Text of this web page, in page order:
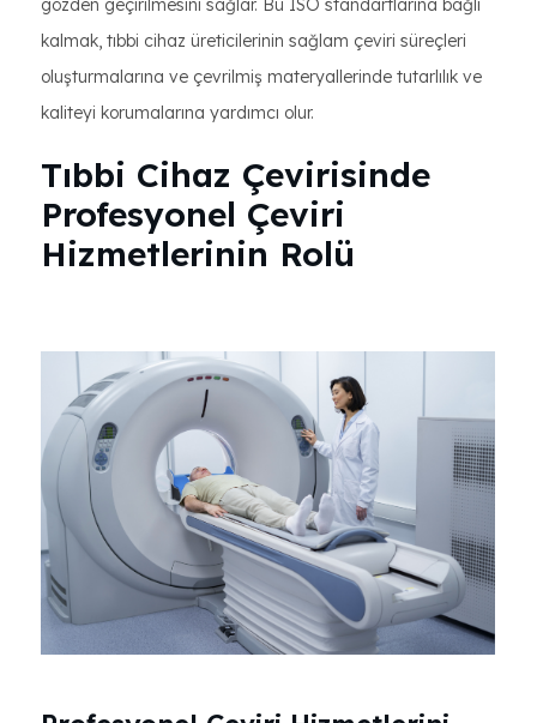
gözden geçirilmesini sağlar. Bu ISO standartlarına bağlı
kalmak, tıbbi cihaz üreticilerinin sağlam çeviri süreçleri
oluşturmalarına ve çevrilmiş materyallerinde tutarlılık ve
kaliteyi korumalarına yardımcı olur.
Tıbbi Cihaz Çevirisinde
Profesyonel Çeviri
Hizmetlerinin Rolü